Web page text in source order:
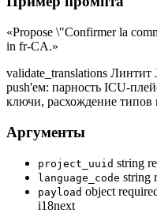
«Propose \"Confirmer la
in fr-CA.»
validate_translations Линтит
push'ем: парность ICU-
ключи, расхождение типов
Аргументы
project_uuid string
language_code string
payload object
i18next